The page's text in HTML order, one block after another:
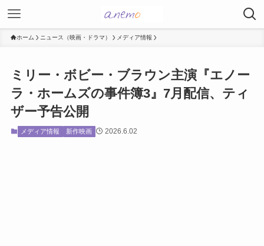
ホーム ニュース（映画・ドラマ） メディア情報
ミリー・ボビー・ブラウン主演『エノー
ラ・ホームズの事件簿3』7月配信、ティ
ザー予告公開
メディア情報 新作映画 2026.6.02